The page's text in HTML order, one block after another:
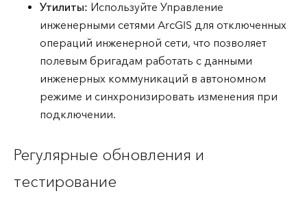
Утилиты: Используйте Управление
инженерными сетями ArcGIS для отключенных
операций инженерной сети, что позволяет
полевым бригадам работать с данными
инженерных коммуникаций в автономном
режиме и синхронизировать изменения при
подключении.
Регулярные обновления и
тестирование